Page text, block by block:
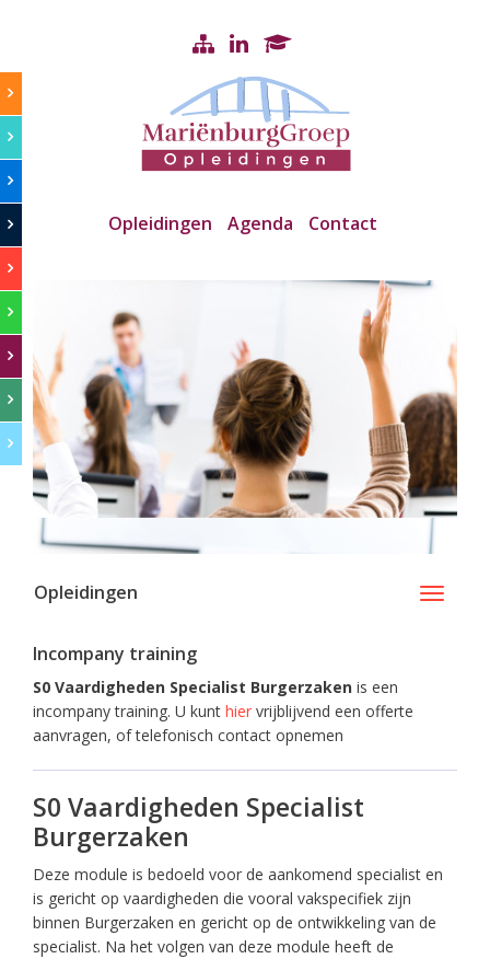
Opleidingen Agenda Contact
Toggle
Opleidingen
Incompany training
S0 Vaardigheden Specialist Burgerzaken is een
incompany training. U kunt hier vrijblijvend een offerte
aanvragen, of telefonisch contact opnemen
S0 Vaardigheden Specialist
Burgerzaken
Deze module is bedoeld voor de aankomend specialist en
is gericht op vaardigheden die vooral vakspecifiek zijn
binnen Burgerzaken en gericht op de ontwikkeling van de
specialist. Na het volgen van deze module heeft de